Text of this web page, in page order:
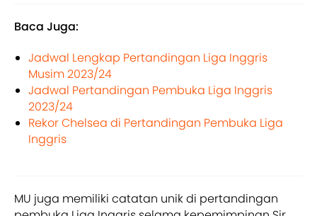
Baca Juga:
Jadwal Lengkap Pertandingan Liga Inggris
Musim 2023/24
Jadwal Pertandingan Pembuka Liga Inggris
2023/24
Rekor Chelsea di Pertandingan Pembuka Liga
Inggris
MU juga memiliki catatan unik di pertandingan